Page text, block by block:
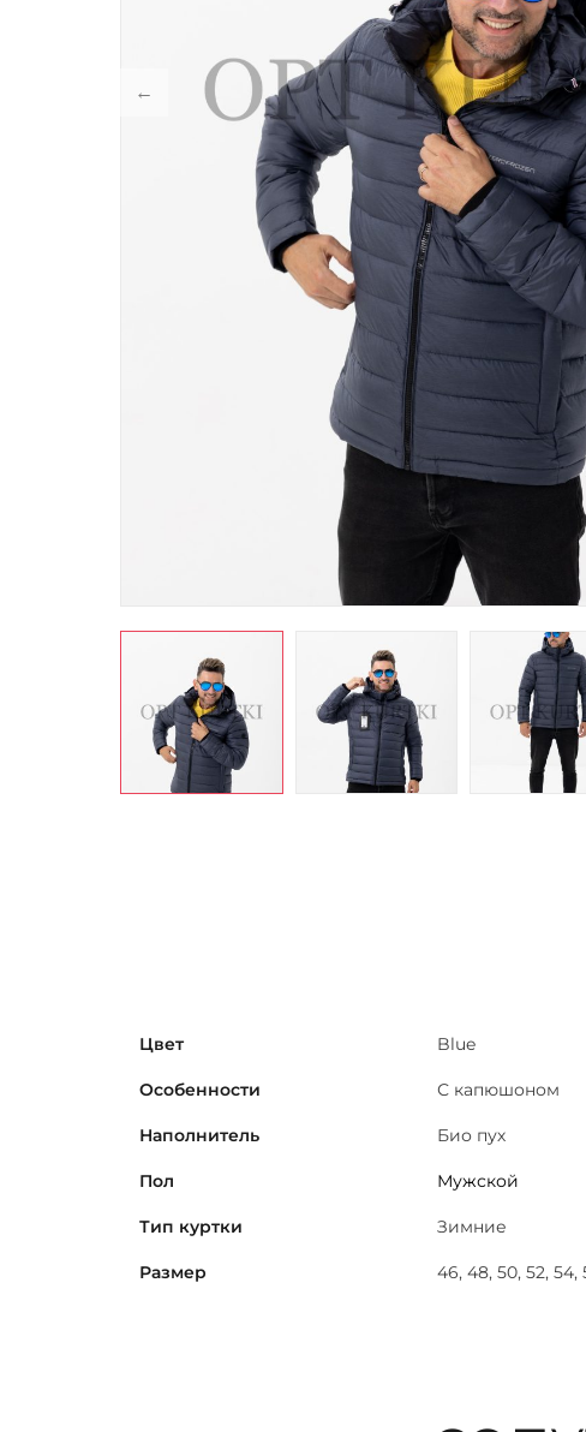
Цвет Blue
Особенности С капюшоном
Наполнитель Био пух
Пол Мужской
Тип куртки Зимние
Размер 46, 48, 50, 52, 54,